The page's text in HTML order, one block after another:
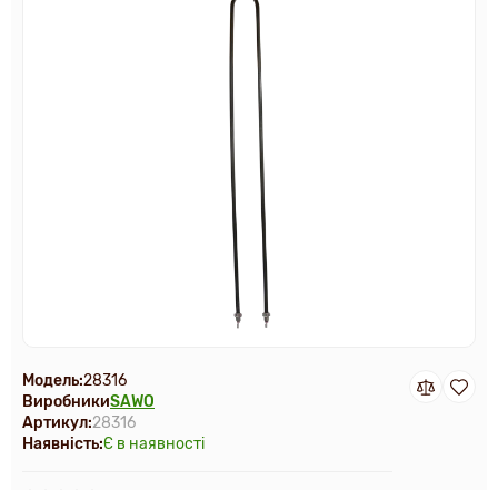
Модель:28316
ВиробникиSAWO
Артикул:28316
Наявність:Є в наявності